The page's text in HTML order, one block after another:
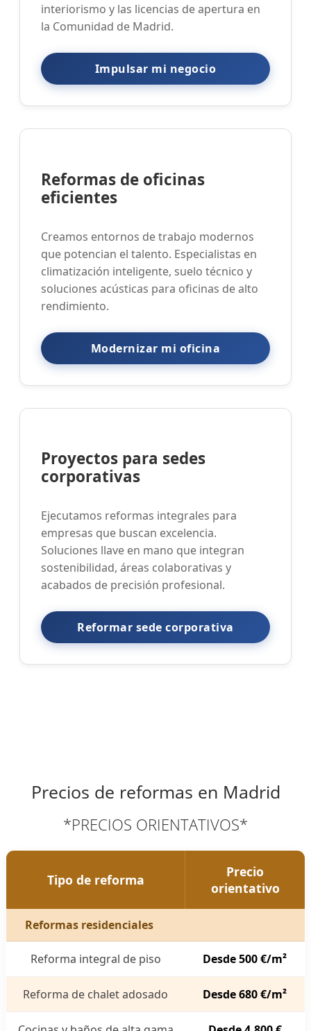
interiorismo y las licencias de apertura en
la Comunidad de Madrid.
Impulsar mi negocio
Reformas de oficinas
eficientes
Creamos entornos de trabajo modernos
que potencian el talento. Especialistas en
climatización inteligente, suelo técnico y
soluciones acústicas para oficinas de alto
rendimiento.
Modernizar mi oficina
Proyectos para sedes
corporativas
Ejecutamos reformas integrales para
empresas que buscan excelencia.
Soluciones llave en mano que integran
sostenibilidad, áreas colaborativas y
acabados de precisión profesional.
Reformar sede corporativa
Precios de reformas en Madrid
*PRECIOS ORIENTATIVOS*
Tipo de reforma
Precio
orientativo
Reformas residenciales
Reforma integral de piso Desde 500 €/m²
Reforma de chalet adosado Desde 680 €/m²